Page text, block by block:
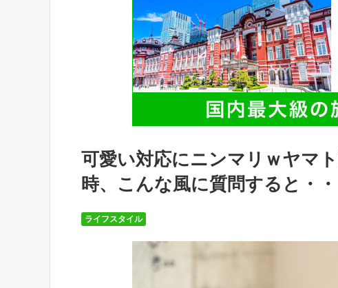
可愛い対応にニンマリｗヤマ
時、こんな風に質問すると・・
ライフスタイル